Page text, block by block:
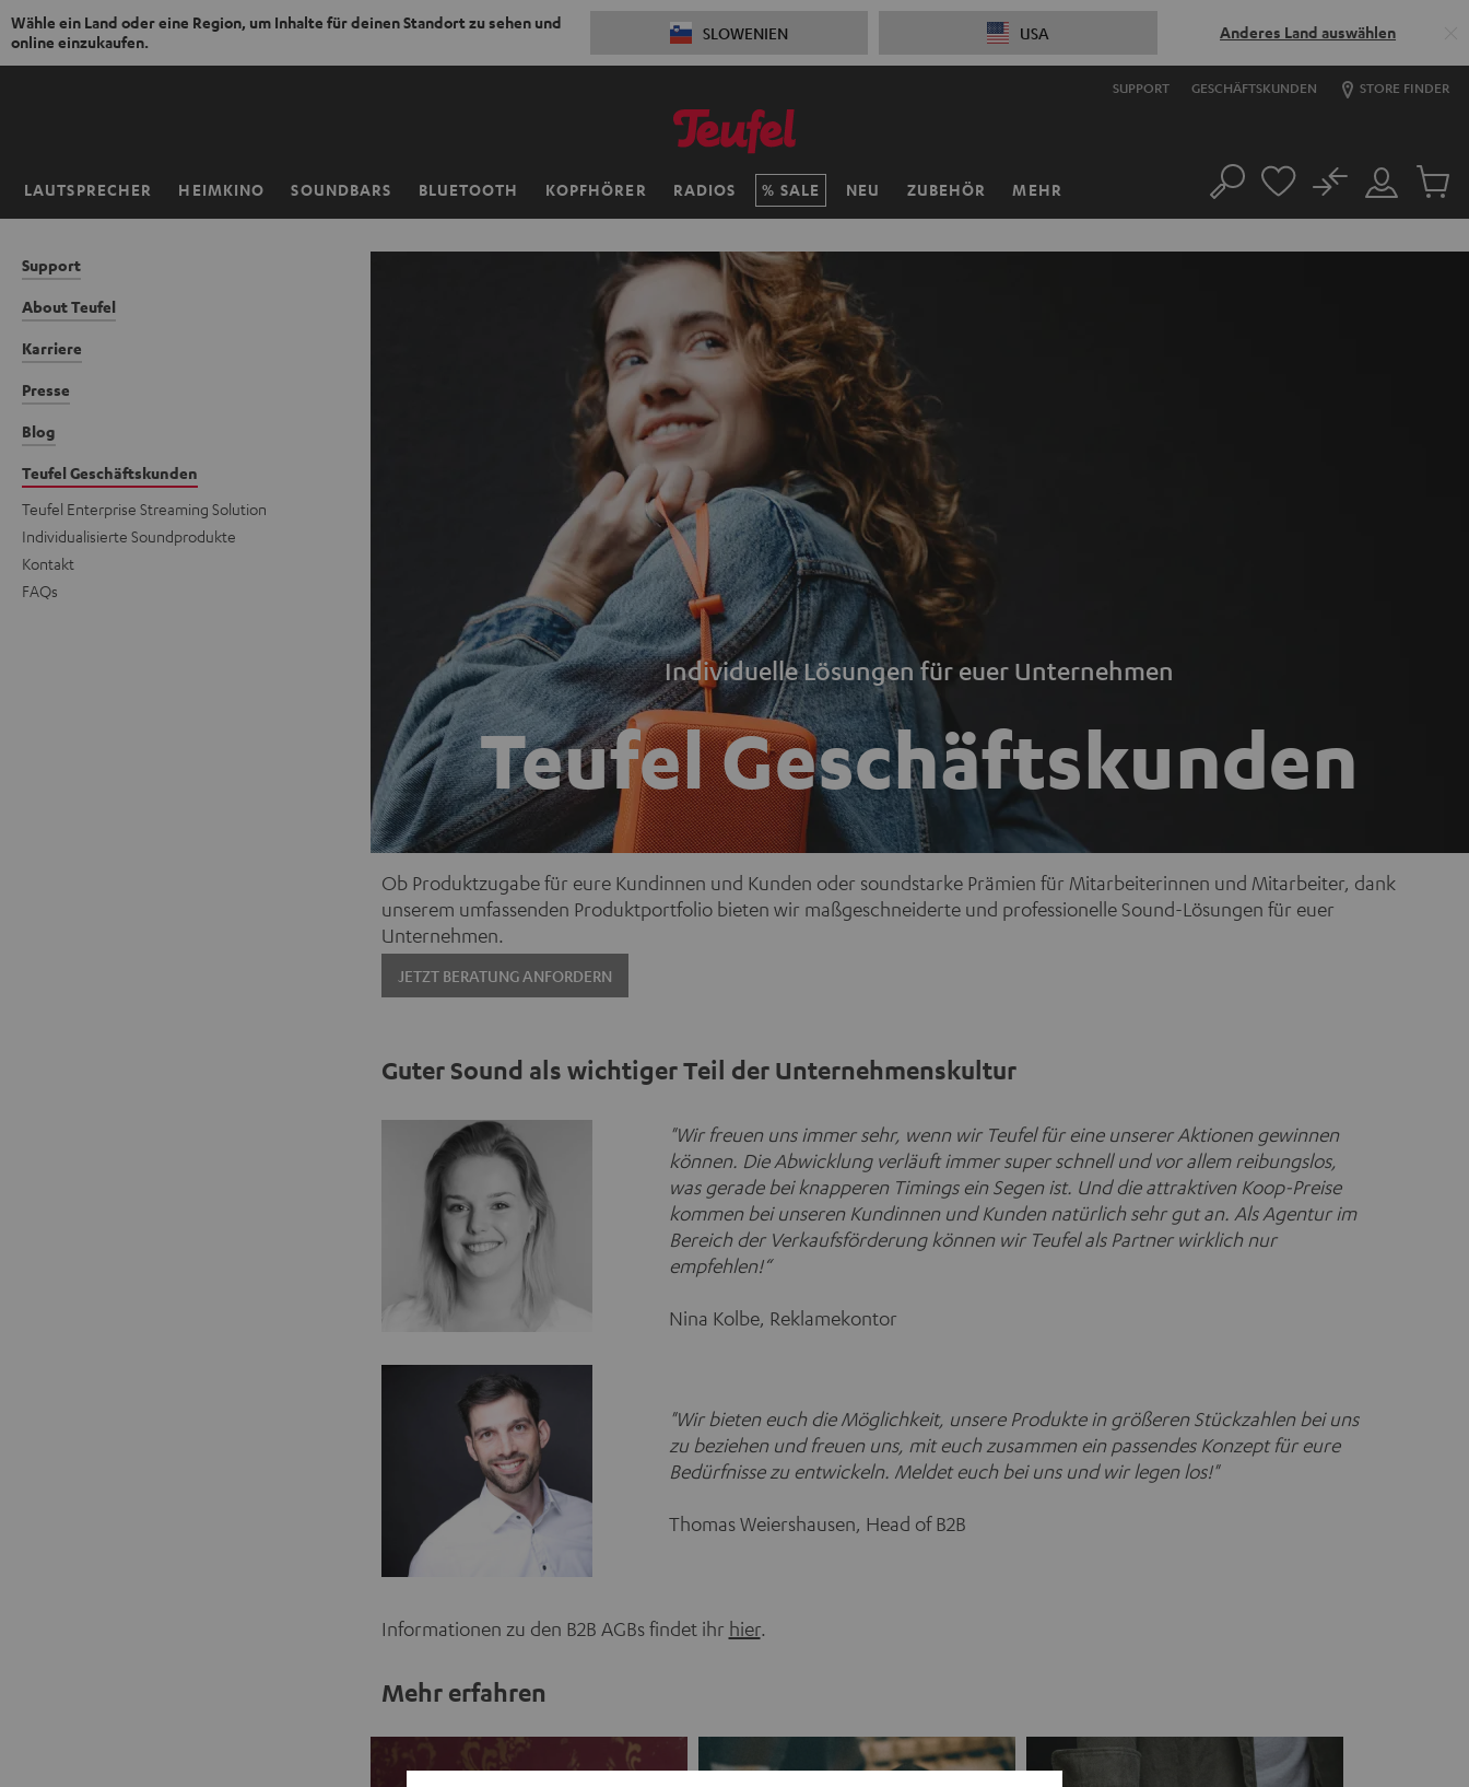
Wähle ein Land oder eine Region, um Inhalte für deinen Standort zu sehen und
online einzukaufen.
SLOWENIEN USA Anderes Land auswählen
ZUM
SUPPORT GESCHÄFTSKUNDEN STORE FINDER
LAUTSPRECHER HEIMKINO SOUNDBARS BLUETOOTH KOPFHÖRER RADIOS SALE NEU ZUBEHÖR MEHR
Startseite Suche
Mein
Konto
No
Artikel
Support
About Teufel
Karriere
Presse
Blog
Teufel Geschäftskunden
Teufel Enterprise Streaming Solution
Individualisierte Soundprodukte
Kontakt
FAQs
Individuelle Lösungen für euer Unternehmen
Teufel Geschäftskunden
Ob Produktzugabe für eure Kundinnen und Kunden oder soundstarke Prämien für Mitarbeiterinnen und Mitarbeiter, dank
unserem umfassenden Produktportfolio bieten wir maßgeschneiderte und professionelle Sound-Lösungen für euer
Unternehmen.
JETZT BERATUNG ANFORDERN
Guter Sound als wichtiger Teil der Unternehmenskultur
"Wir freuen uns immer sehr, wenn wir Teufel für eine unserer Aktionen gewinnen
können. Die Abwicklung verläuft immer super schnell und vor allem reibungslos,
was gerade bei knapperen Timings ein Segen ist. Und die attraktiven Koop-Preise
kommen bei unseren Kundinnen und Kunden natürlich sehr gut an. Als Agentur im
Bereich der Verkaufsförderung können wir Teufel als Partner wirklich nur
empfehlen!“
Nina Kolbe, Reklamekontor
"Wir bieten euch die Möglichkeit, unsere Produkte in größeren Stückzahlen bei uns
zu beziehen und freuen uns, mit euch zusammen ein passendes Konzept für eure
Bedürfnisse zu entwickeln. Meldet euch bei uns und wir legen los!"
Thomas Weiershausen, Head of B2B
Informationen zu den B2B AGBs findet ihr hier.
Mehr erfahren